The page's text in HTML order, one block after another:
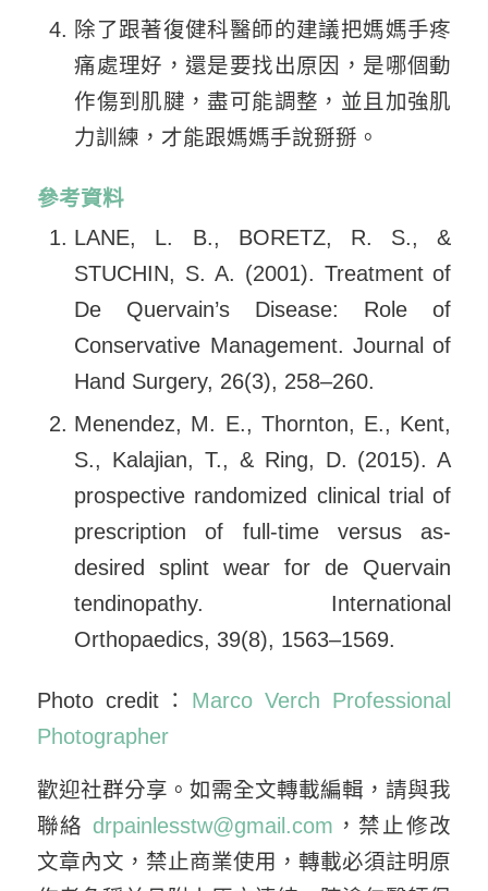
除了跟著復健科醫師的建議把媽媽手疼
痛處理好，還是要找出原因，是哪個動
作傷到肌腱，盡可能調整，並且加強肌
力訓練，才能跟媽媽手說掰掰。
參考資料
LANE, L. B., BORETZ, R. S., &
STUCHIN, S. A. (2001). Treatment of
De Quervain’s Disease: Role of
Conservative Management. Journal of
Hand Surgery, 26(3), 258–260.
Menendez, M. E., Thornton, E., Kent,
S., Kalajian, T., & Ring, D. (2015). A
prospective randomized clinical trial of
prescription of full-time versus as-
desired splint wear for de Quervain
tendinopathy. International
Orthopaedics, 39(8), 1563–1569.
Photo credit： Marco Verch Professional
Photographer
歡迎社群分享。如需全文轉載編輯，請與我
聯絡 drpainlesstw@gmail.com ，禁止修改
文章內文，禁止商業使用，轉載必須註明原